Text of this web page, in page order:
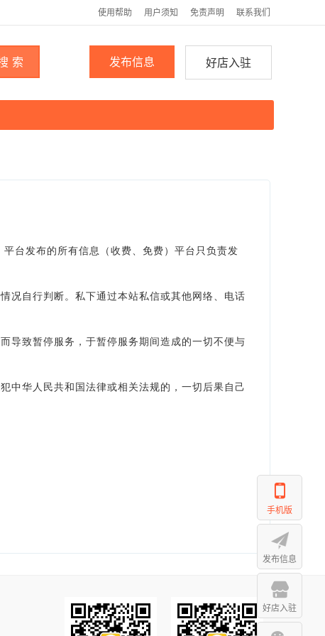
使用帮助 用户须知 免责声明 联系我们
索 好店入驻
发布信息
台发布的所有信息（收费、免费）平台只负责发
况自行判断。私下通过本站私信或其他网络、电话
导致暂停服务，于暂停服务期间造成的一切不便与
中华人民共和国法律或相关法规的，一切后果自己
手机版
发布信息
好店入驻